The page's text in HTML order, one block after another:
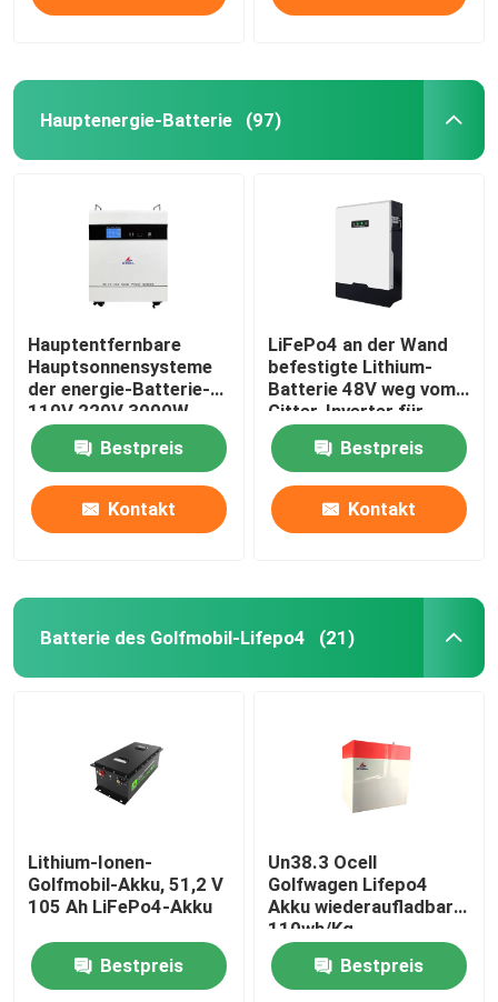
Hauptenergie-Batterie (97)
Hauptentfernbare
Hauptsonnensysteme
der energie-Batterie-
110V 220V 3000W
Bestpreis
Kontakt
LiFePo4 an der Wand
befestigte Lithium-
Batterie 48V weg vom
Gitter-Inverter für
Hauptsolarenergie-
System Bestpreis
Kontakt
Batterie des Golfmobil-Lifepo4 (21)
Lithium-Ionen-
Golfmobil-Akku, 51,2 V
105 Ah LiFePo4-Akku
Bestpreis
Un38.3 Ocell
Golfwagen Lifepo4
Akku wiederaufladbar
110wh/Kg
Bestpreis